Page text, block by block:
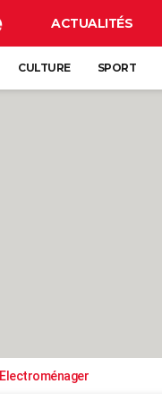
ACTUALITÉS
CULTURE SPORT
Electroménager